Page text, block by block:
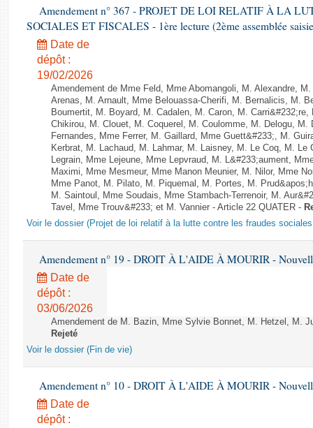
Amendement n° 367 - PROJET DE LOI RELATIF À LA
SOCIALES ET FISCALES - 1ère lecture (2ème assemblée
Date de
dépôt :
19/02/2026
Amendement de Mme Feld, Mme Abomangoli, M. Alexandre,
Arenas, M. Arnault, Mme Belouassa-Cherifi, M. Bernalicis, M.
Boumertit, M. Boyard, M. Cadalen, M. Caron, M.
Chikirou, M. Clouet, M. Coquerel, M. Coulomme, M. Delogu, M.
Fernandes, Mme Ferrer, M. Gaillard, Mme Guett&#233;, M.
Kerbrat, M. Lachaud, M. Lahmar, M. Laisney, M. Le Coq, M. Le
Legrain, Mme Lejeune, Mme Lepvraud, M. L&#233;aument,
Maximi, Mme Mesmeur, Mme Manon Meunier, M. Nilor, Mme
Mme Panot, M. Pilato, M. Piquemal, M. Portes, M.
M. Saintoul, Mme Soudais, Mme Stambach-Terrenoir, M.
Tavel, Mme Trouv&#233; et M. Vannier - Article 22 QUATER -
Voir le dossier (Projet de loi relatif à la lutte contre les fraudes
Amendement n° 19 - DROIT À L'AIDE À MOURIR -
Date de
dépôt :
03/06/2026
Amendement de M. Bazin, Mme Sylvie Bonnet, M. Hetzel, M.
Rejeté
Voir le dossier (Fin de vie)
Amendement n° 10 - DROIT À L'AIDE À MOURIR -
Date de
dépôt :